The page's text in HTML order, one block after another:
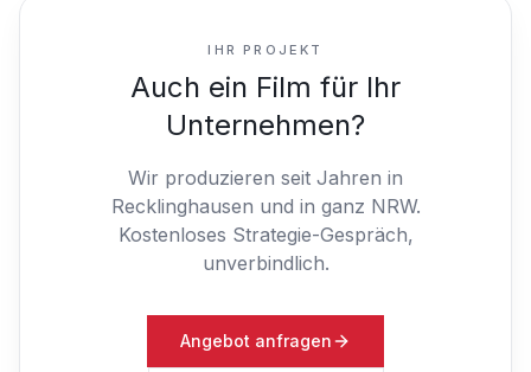
IHR PROJEKT
Auch ein Film für Ihr
Unternehmen?
Wir produzieren seit Jahren in
Recklinghausen und in ganz NRW.
Kostenloses Strategie-Gespräch,
unverbindlich.
Angebot anfragen